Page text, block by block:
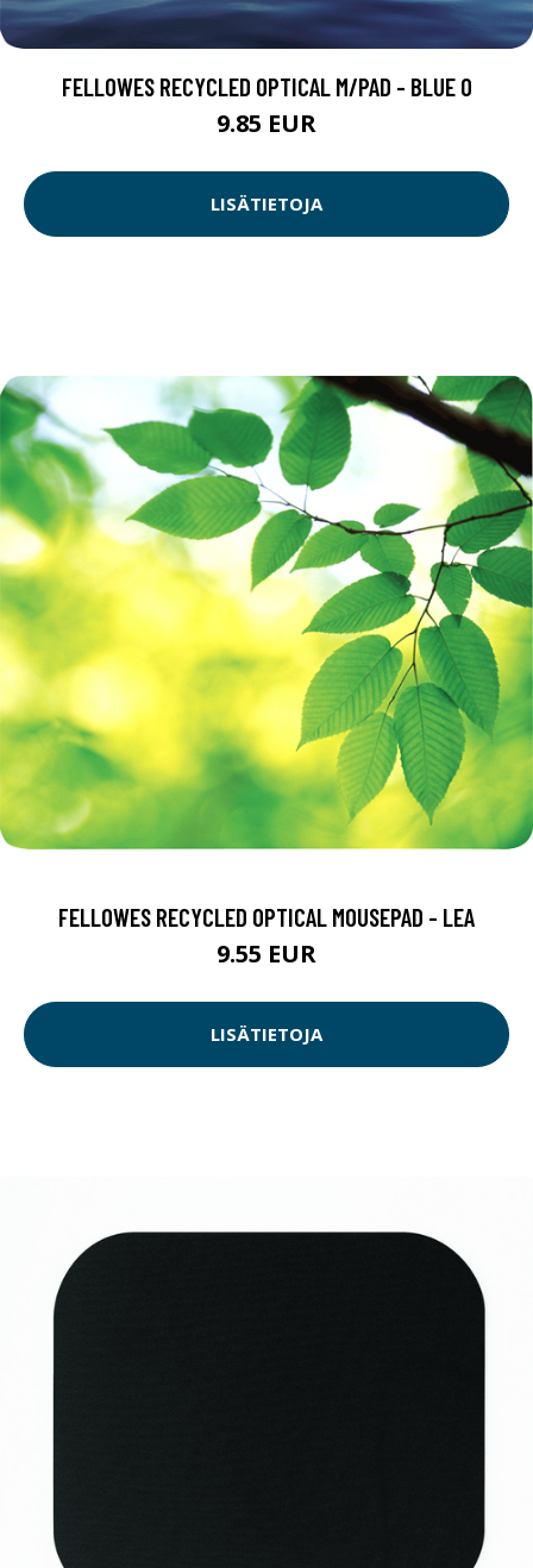
FELLOWES RECYCLED OPTICAL M/PAD - BLUE O
9.85 EUR
LISÄTIETOJA
FELLOWES RECYCLED OPTICAL MOUSEPAD - LEA
9.55 EUR
LISÄTIETOJA